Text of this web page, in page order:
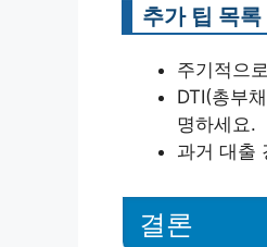
추가 팁 목록
주기적으
DTI(총부
명하세요.
과거 대출
결론